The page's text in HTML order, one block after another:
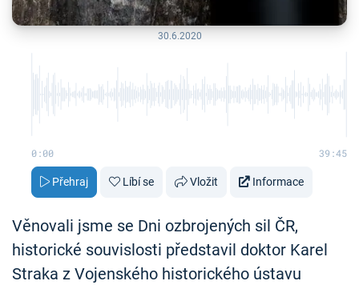
30.6.2020
0:00 39:45
Přehraj Líbí se Vložit Informace
Věnovali jsme se Dni ozbrojených sil ČR,
historické souvislosti představil doktor Karel
Straka z Vojenského historického ústavu